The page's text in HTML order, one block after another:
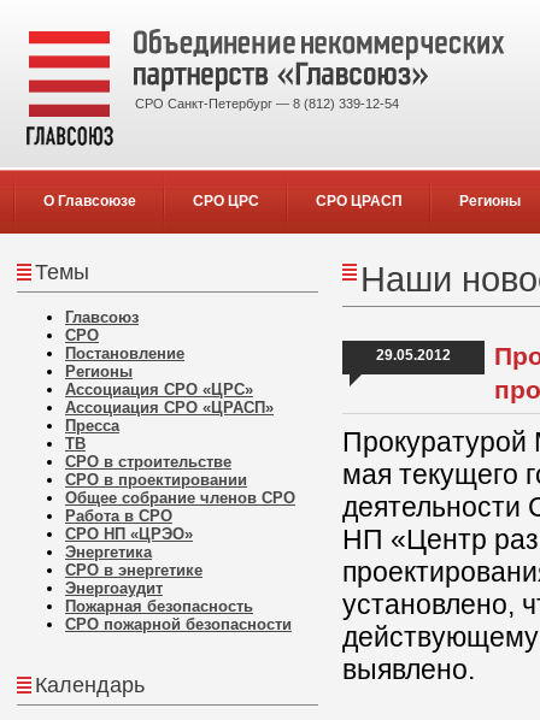
СРО Санкт-Петербург — 8 (812) 339-12-54
О Главсоюзе СРО ЦРС СРО ЦРАСП Регионы
Темы
Главсоюз
СРО
Постановление
Регионы
Ассоциация СРО «ЦРС»
Ассоциация СРО «ЦРАСП»
Пресса
ТВ
СРО в строительстве
СРО в проектировании
Общее собрание членов СРО
Работа в СРО
СРО НП «ЦРЭО»
Энергетика
СРО в энергетике
Энергоаудит
Пожарная безопасность
СРО пожарной безопасности
Календарь
Наши
29.05.2012
Прокуратурой
мая текущего
НП «Центр
установлено,
действующему
выявлено.